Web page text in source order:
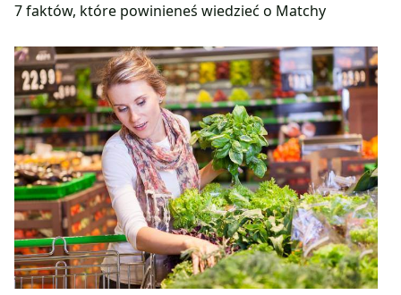
7 faktów, które powinieneś wiedzieć o Matchy